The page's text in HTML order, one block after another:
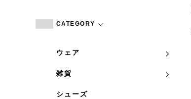
CATEGORY
ウェア
雑貨
シューズ